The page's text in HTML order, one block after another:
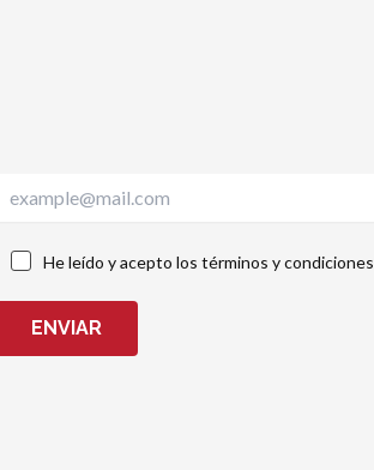
He leído y acepto los términos y condiciones
ENVIAR